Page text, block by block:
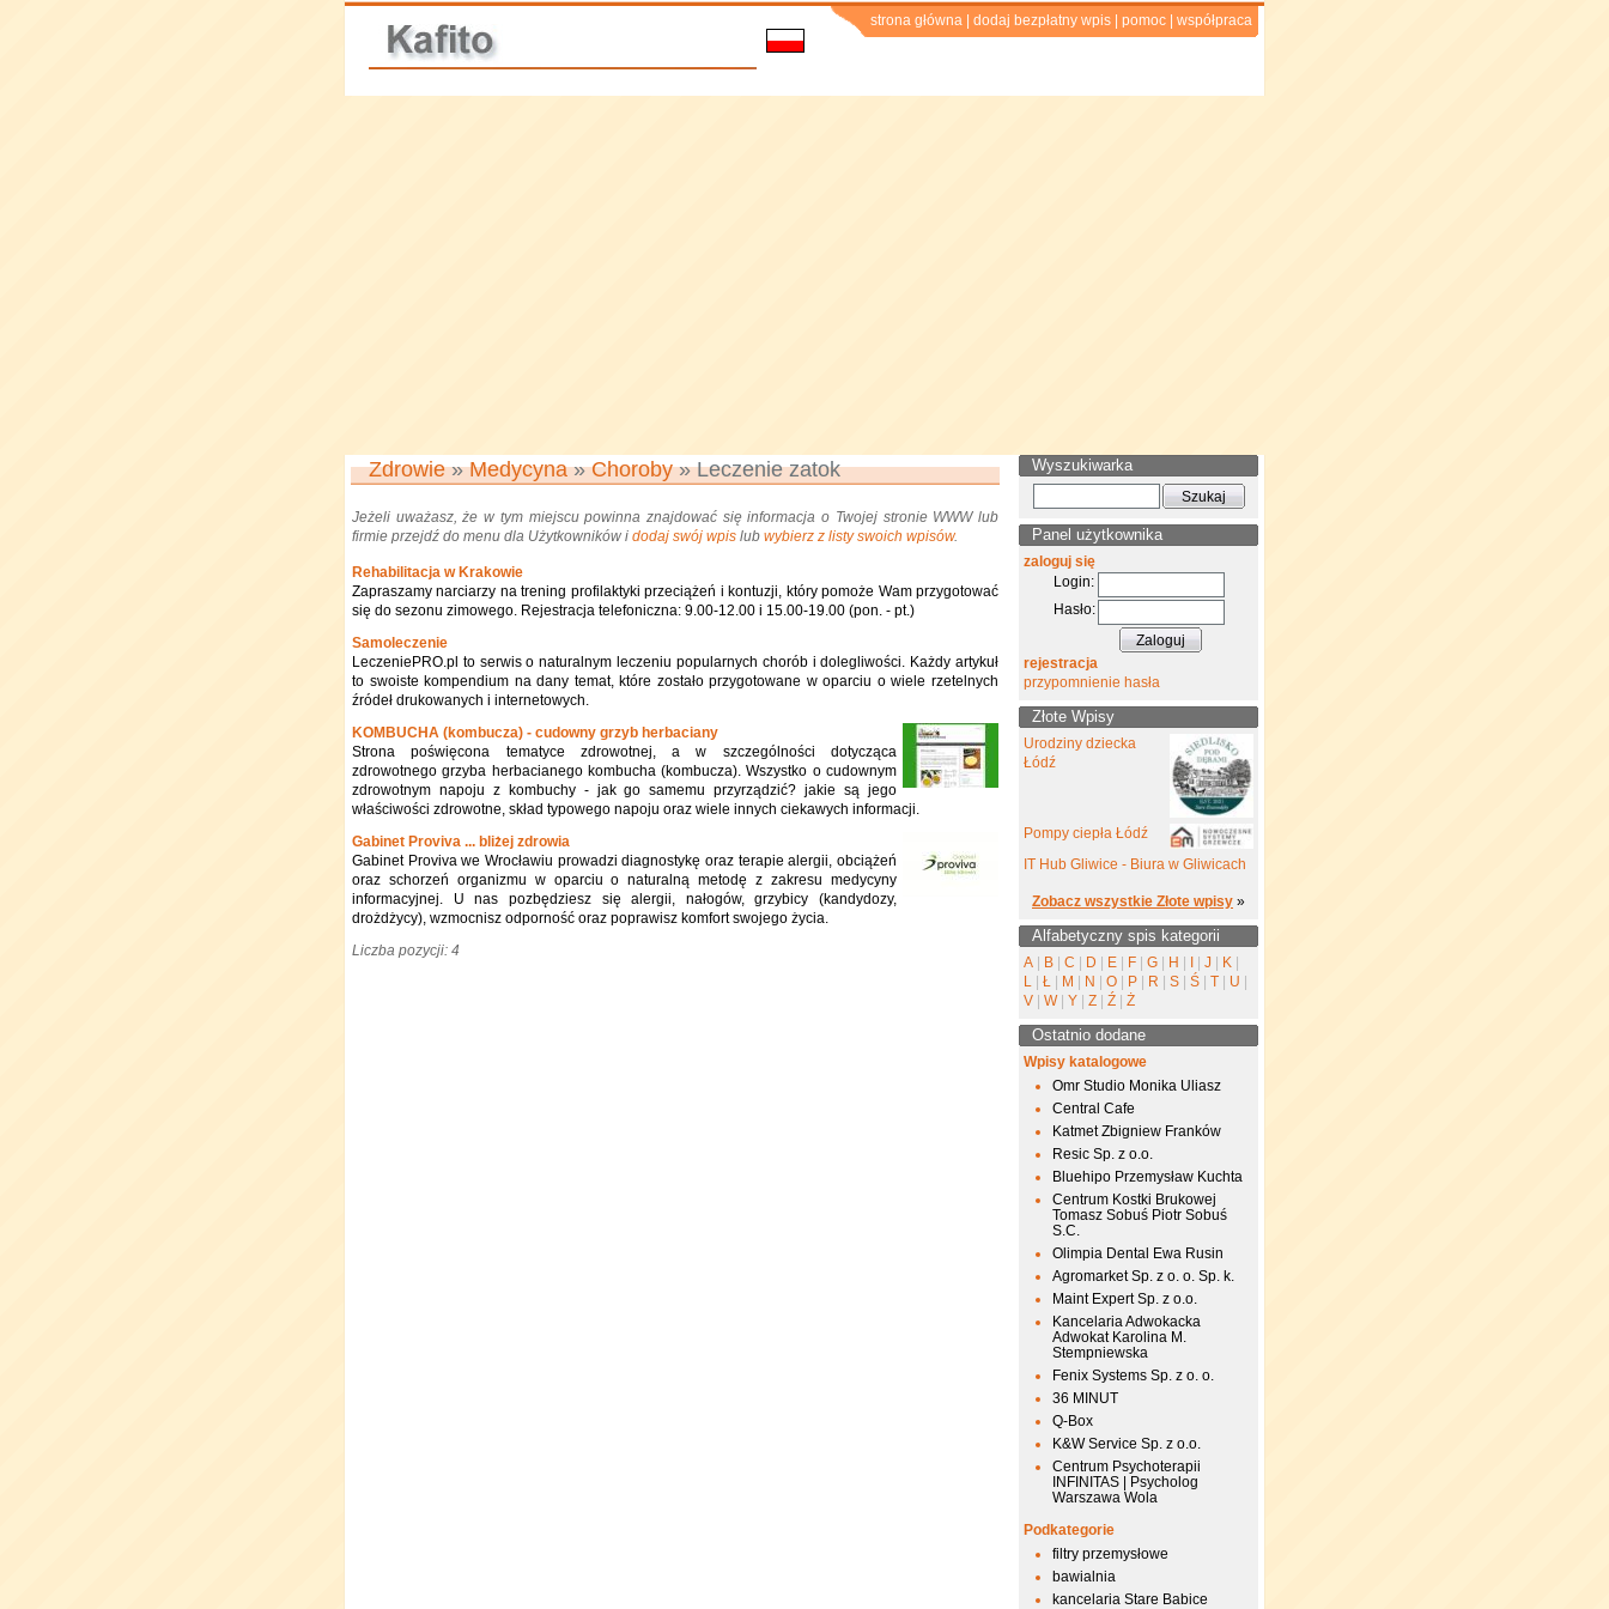
strona główna dodaj bezpłatny wpis pomoc współpraca
Zdrowie»Medycyna»Choroby» Leczenie zatok
Jeżeli uważasz, że w tym miejscu powinna znajdować się informacja o Twojej stronie WWW lub
firmie przejdź do menu dla Użytkowników i dodaj swój wpis lub wybierz z listy swoich wpisów.
Rehabilitacja w Krakowie
Zapraszamy narciarzy na trening profilaktyki przeciążeń i kontuzji, który pomoże Wam przygotować
się do sezonu zimowego. Rejestracja telefoniczna: 9.00-12.00 i 15.00-19.00 (pon. - pt.)
Samoleczenie
LeczeniePRO.pl to serwis o naturalnym leczeniu popularnych chorób i dolegliwości. Każdy artykuł
to swoiste kompendium na dany temat, które zostało przygotowane w oparciu o wiele rzetelnych
źródeł drukowanych i internetowych.
KOMBUCHA (kombucza) - cudowny grzyb herbaciany
Strona poświęcona tematyce zdrowotnej, a w szczególności dotycząca
zdrowotnego grzyba herbacianego kombucha (kombucza). Wszystko o cudownym
zdrowotnym napoju z kombuchy - jak go samemu przyrządzić? jakie są jego
właściwości zdrowotne, skład typowego napoju oraz wiele innych ciekawych informacji.
Gabinet Proviva ... bliżej zdrowia
Gabinet Proviva we Wrocławiu prowadzi diagnostykę oraz terapie alergii, obciążeń
oraz schorzeń organizmu w oparciu o naturalną metodę z zakresu medycyny
informacyjnej. U nas pozbędziesz się alergii, nałogów, grzybicy (kandydozy,
drożdżycy), wzmocnisz odporność oraz poprawisz komfort swojego życia.
Liczba pozycji: 4
Wyszukiwarka
Panel użytkownika
zaloguj się
Login:
Hasło:
rejestracja
przypomnienie hasła
Złote Wpisy
Urodziny dziecka
Łódź
Pompy ciepła Łódź
IT Hub Gliwice - Biura w Gliwicach
Zobacz wszystkie Złote wpisy »
Alfabetyczny spis kategorii
A B C D E F G H J K
L
Ł M N O P R S Ś T U
V
W Y Z Ź Ż
Ostatnio dodane
Wpisy katalogowe
Omr Studio Monika Uliasz
Central Cafe
Katmet Zbigniew Franków
Resic Sp. z o.o.
Bluehipo Przemysław Kuchta
Centrum Kostki Brukowej
Tomasz Sobuś Piotr Sobuś
S.C.
Olimpia Dental Ewa Rusin
Agromarket Sp. z o. o. Sp. k.
Maint Expert Sp. z o.o.
Kancelaria Adwokacka
Adwokat Karolina M.
Stempniewska
Fenix Systems Sp. z o. o.
36 MINUT
Q-Box
K&W Service Sp. z o.o.
Centrum Psychoterapii
INFINITAS | Psycholog
Warszawa Wola
Podkategorie
filtry przemysłowe
bawialnia
kancelaria Stare Babice